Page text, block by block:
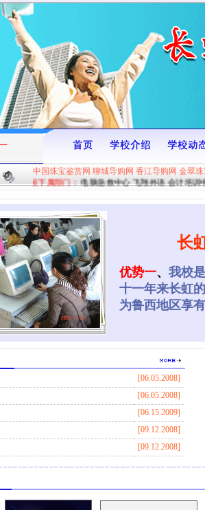
中国珠宝鉴赏网 聊城导购网 香江导购网 金翠
脑学校下属部门：电脑急救中心 飞翔外语 会计培训中心
长
优势一、 我校
十一年来长虹
为鲁西地区享
[06.05.2008]
[06.05.2008]
[06.15.2009]
[09.12.2008]
[09.12.2008]